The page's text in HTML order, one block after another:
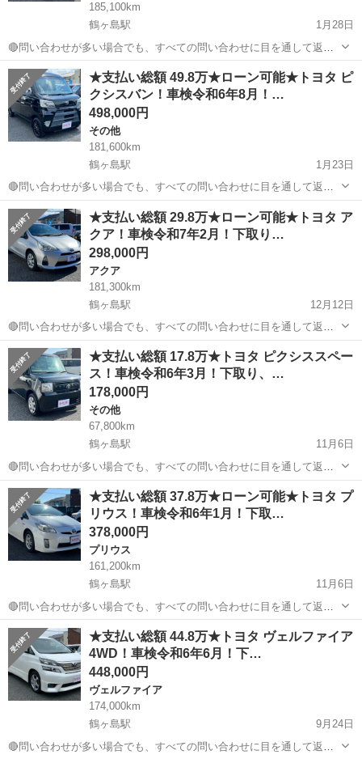
185,100km
鶴ヶ島駅
1月28日
🔴問い合わせが多い場合でも、すべての問い合わせに目を通して返信
しておりますので、気にせずお気軽にお問い合わせください😊 ◆出品
番号◆ M4A1727 ◆支払い総額◆ 23.8万円 ローン可能！ 提携ローン会
社による審査...
埼玉 川越市 鶴ヶ島駅 その他
★支払い総額 49.8万★ローン可能★トヨタ ピ
クシスバン！車検令和6年8月！…
498,000円
その他
181,600km
鶴ヶ島駅
1月23日
🔴問い合わせが多い場合でも、すべての問い合わせに目を通して返信
しておりますので、気にせずお気軽にお問い合わせください😊 ◆出品
番号◆ S3I0107 ◆支払い総額◆ 49.8万円 ローン可能！ 提携ロー...
埼玉 川越市 鶴ヶ島駅 その他
★支払い総額 29.8万★ローン可能★トヨタ ア
クア！車検令和7年2月！下取り…
298,000円
アクア
181,300km
鶴ヶ島駅
12月12日
🔴問い合わせが多い場合でも、すべての問い合わせに目を通して返信
しておりますので、気にせずお気軽にお問い合わせください😊 ◆出品
番号◆ M3K1537 ◆支払い総額◆ 29.8万円 ローン可能！ 提携ローン会
社による審査...
埼玉 川越市 鶴ヶ島駅 アクア 車両
★支払い総額 17.8万★トヨタ ピクシススペー
ス！車検令和6年3月！下取り、…
178,000円
その他
67,800km
鶴ヶ島駅
11月6日
🔴問い合わせが多い場合でも、すべての問い合わせに目を通して返信
しておりますので、気にせずお気軽にお問い合わせください😊 ◆出品
番号◆ S3K0315 ◆支払い総額◆ 17.8万円 上記の金額は、消費税、リ
サイクル券等...
埼玉 川越市 鶴ヶ島駅 その他
★支払い総額 37.8万★ローン可能★トヨタ プ
リウス！車検令和6年1月！下取…
378,000円
プリウス
161,200km
鶴ヶ島駅
11月6日
🔴問い合わせが多い場合でも、すべての問い合わせに目を通して返信
しておりますので、気にせずお気軽にお問い合わせください😊 ◆出品
番号◆ M3J1122 ◆支払い総額◆ 37.8万円 ローン可能！ 提携ローン会
社による審査...
埼玉 川越市 鶴ヶ島駅 プリウス
★支払い総額 44.8万★トヨタ ヴェルファイア
4WD！車検令和6年6月！下…
448,000円
ヴェルファイア
174,000km
鶴ヶ島駅
9月24日
🔴問い合わせが多い場合でも、すべての問い合わせに目を通して返信